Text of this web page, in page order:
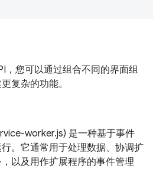
，您可以通过组合不同的界面组
复杂的功能。
worker.js) 是一种基于事件
。它通常用于处理数据、协调扩
以及用作扩展程序的事件管理